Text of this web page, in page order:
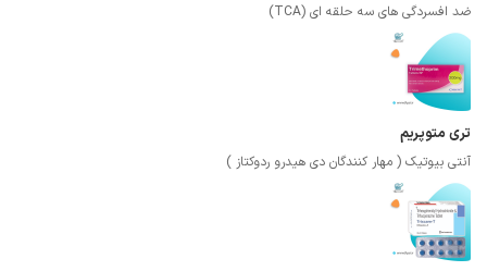
ضد افسردگی های سه حلقه ای (TCA)
تری متوپریم
آنتی بیوتیک ( مهار کنندگان دی هیدرو ردوکتاز )